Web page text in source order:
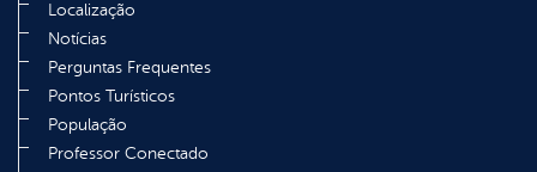
Localização
Notícias
Perguntas Frequentes
Pontos Turísticos
População
Professor Conectado